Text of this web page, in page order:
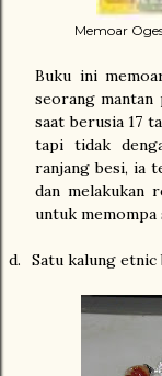
Memoar
Buku ini
seorang mantan
saat berusia 17
tapi tidak
ranjang besi, ia
dan melakukan
untuk memompa
d. Satu kalung etnic